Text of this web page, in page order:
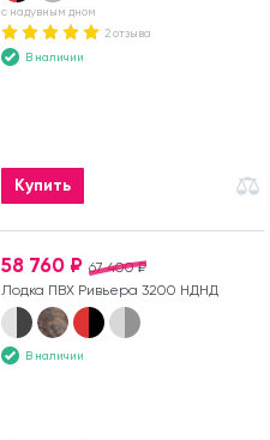
с надувным дном
2 отзыва
В наличии
Купить
67 400 ₽
58 760 ₽
Лодка ПВХ Ривьера 3200 НДНД
В наличии